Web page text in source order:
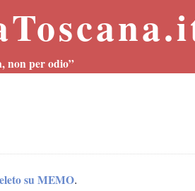
non per odio”
su MEMO.